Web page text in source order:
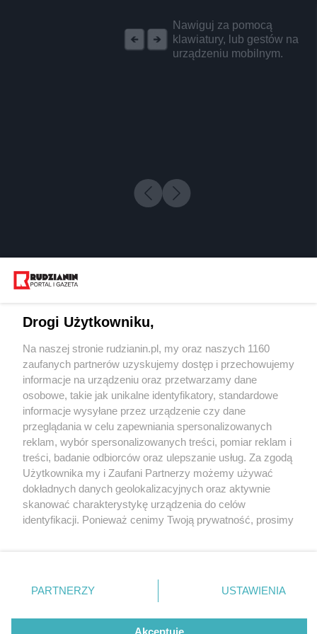
Nawiguj za pomocą
klawiatury, lub gestów na
urządzeniu mobilnym.
2 / 0
Wydawca mediów
Nie zapomnij
zapoznać się z:
polityką prywatności regulamin korzystania z portali
Twojemiasto
Piekary Śląskie
Chorzów
Tarnowskie Góry
Gliwice
Skontakuj sięz nami
Kontakt
Wydawca
Redakcja
Drogi Użytkowniku,
Na naszej stronie rudzianin.pl, my oraz naszych 1160
zaufanych partnerów uzyskujemy dostęp i przechowujemy
informacje na urządzeniu oraz przetwarzamy dane
osobowe, takie jak unikalne identyfikatory, standardowe
informacje wysyłane przez urządzenie czy dane
przeglądania w celu zapewniania spersonalizowanych
reklam, wybór spersonalizowanych treści, pomiar reklam i
treści, badanie odbiorców oraz ulepszanie usług. Za zgodą
Użytkownika my i Zaufani Partnerzy możemy używać
dokładnych danych geolokalizacyjnych oraz aktywnie
skanować charakterystykę urządzenia do celów
identyfikacji. Ponieważ cenimy Twoją prywatność, prosimy
prywatności znajdujący się w lewym dolnym rogu strony
. Niektóre rodzaje przetwarzania danych nie wymagają
zgody użytkownika, ale masz prawo sprzeciwić się
takiemu przetwarzaniu. Preferencje będą miały
PARTNERZY USTAWIENIA
Akceptuję